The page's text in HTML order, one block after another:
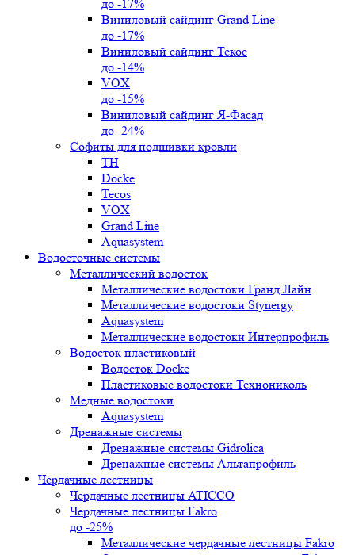
до -17%
Виниловый сайдинг Grand Line
до -17%
Виниловый сайдинг Текос
до -14%
VOX
до -15%
Виниловый сайдинг Я-Фасад
до -24%
Софиты для подшивки кровли
ТН
Docke
Tecos
VOX
Grand Line
Aquasystem
Водосточные системы
Металлический водосток
Металлические водостоки Гранд Лайн
Металлические водостоки Stynergy
Aquasystem
Металлические водостоки Интерпрофиль
Водосток пластиковый
Водосток Docke
Пластиковые водостоки Технониколь
Медные водостоки
Aquasystem
Дренажные системы
Дренажные системы Gidrolica
Дренажные системы Альтапрофиль
Чердачные лестницы
Чердачные лестницы ATICCO
Чердачные лестницы Fakro
до -25%
Металлические чердачные лестницы Fakro